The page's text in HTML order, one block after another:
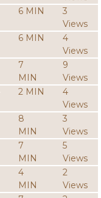
6 MIN
3
Views
6 MIN
4
Views
7
MIN
9
Views
2 MIN
4
Views
8
MIN
3
Views
7
MIN
5
Views
4
MIN
2
Views